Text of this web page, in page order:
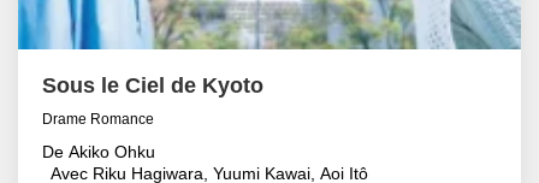
Sous le Ciel de Kyoto
Drame Romance
De Akiko Ohku
Avec Riku Hagiwara, Yuumi Kawai, Aoi Itô